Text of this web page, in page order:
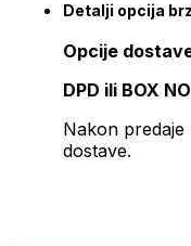
Detalji opcija
Opcije
DPD ili BOX
Nakon
dostave.